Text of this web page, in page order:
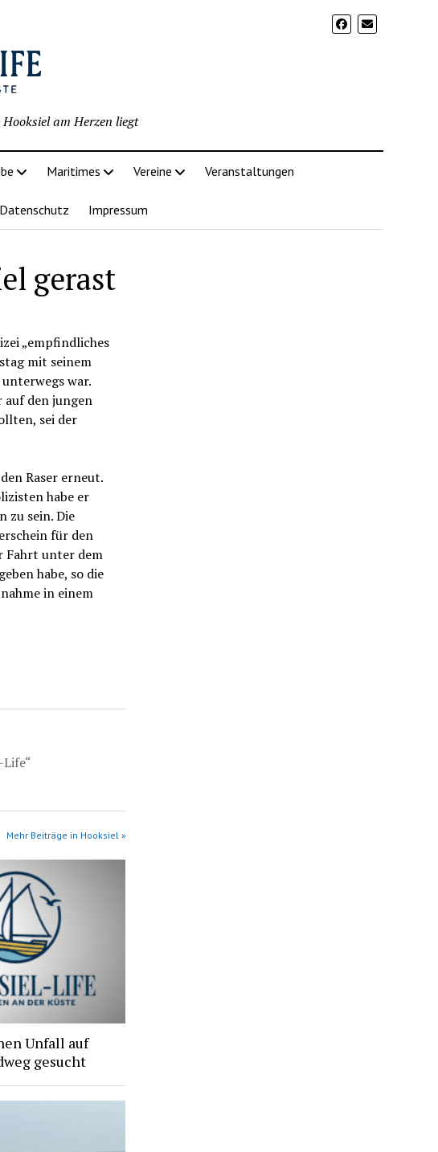
am Herzen liegt
Maritimes Vereine Veranstaltungen
Datenschutz Impressum
gerast
„empfindliches
mit seinem
war.
auf den jungen
sei der
Raser erneut.
habe er
zu sein. Die
für den
Fahrt unter dem
habe, so die
in einem
Mehr Beiträge in Hooksiel »
Unfall auf
gesucht